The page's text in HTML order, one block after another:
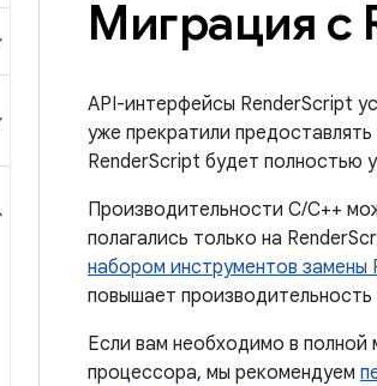
Миграция с
API-интерфейсы RenderScript
уже прекратили
RenderScript будет полностью
Производительности C/C++
полагались только на
набором инструментов замены
повышает производительность
Если вам необходимо в полной
процессора, мы рекомендуем